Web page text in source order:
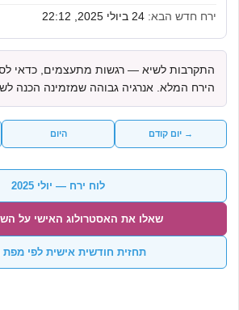
ירח חדש הבא:
התקרבות לשיא — רגשות מתעצמים, כדאי
הירח המלא. אנרגיה גבוהה שמזמינה הכנה
→ יום קודם היום
לוח ירח — יולי 2025
שאלו את האסטרולוג האישי על
תחזית חודשית אישית לפי מפת